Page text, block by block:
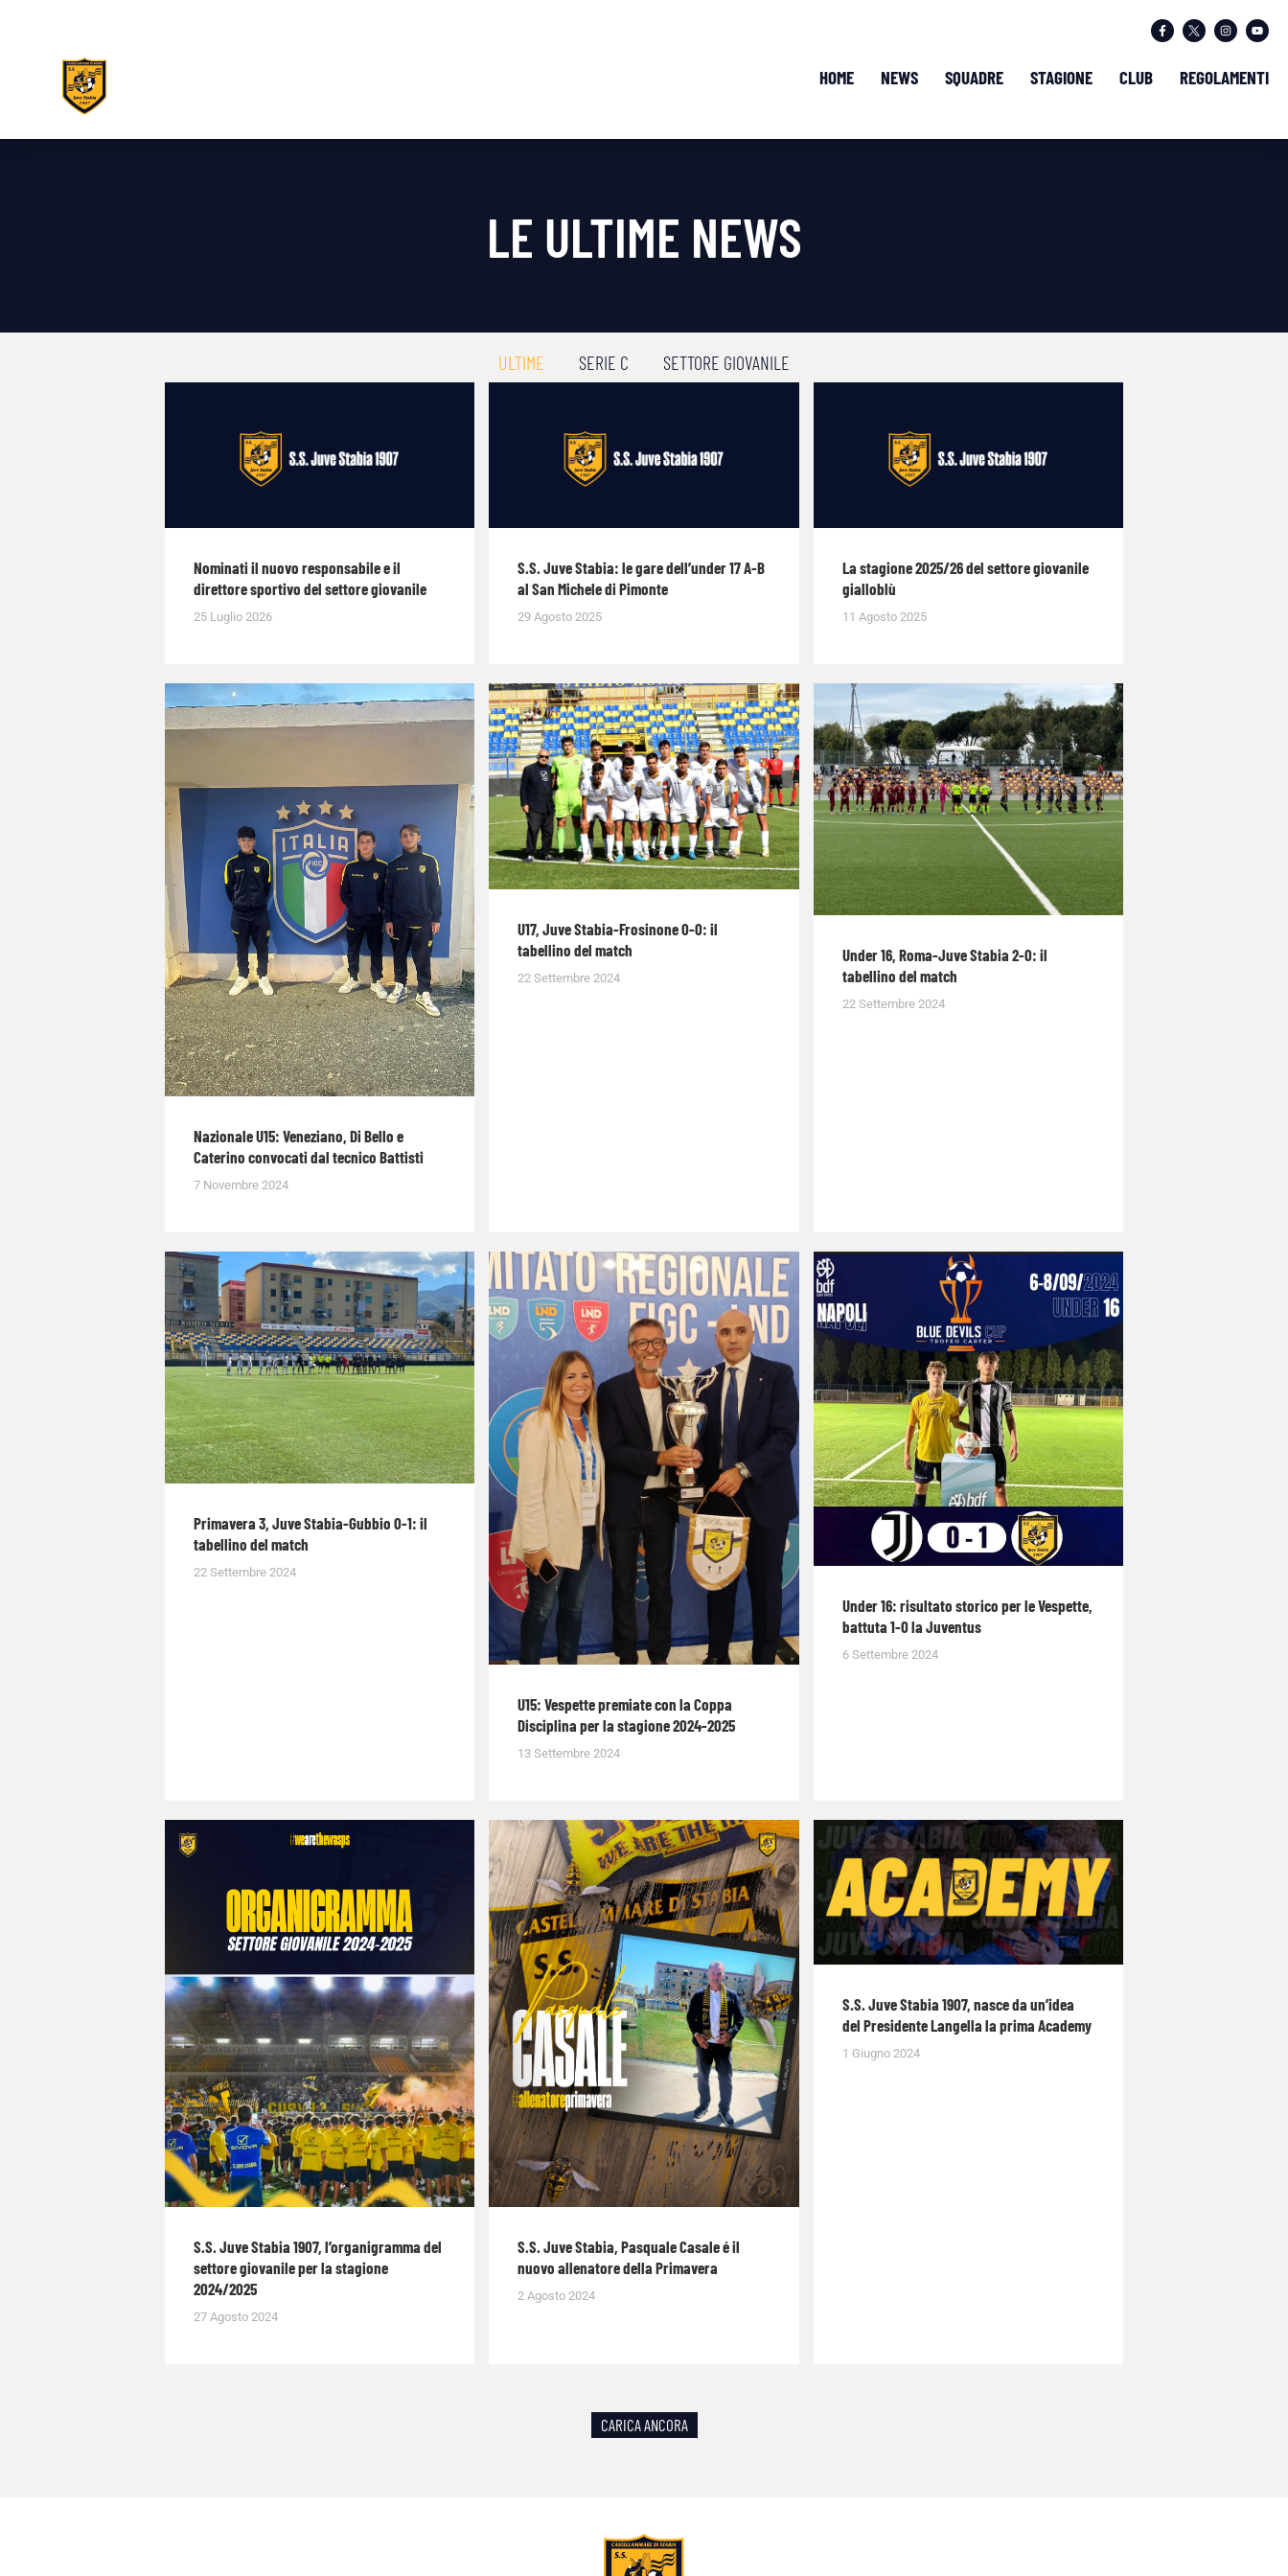
HOME NEWS SQUADRE STAGIONE CLUB REGOLAMENTI
LE ULTIME NEWS
ULTIME SERIE C SETTORE GIOVANILE
Nominati il nuovo responsabile e il
direttore sportivo del settore giovanile
25 Luglio 2026
S.S. Juve Stabia: le gare dell’under 17 A-B
al San Michele di Pimonte
29 Agosto 2025
La stagione 2025/26 del settore giovanile
gialloblù
11 Agosto 2025
Nazionale U15: Veneziano, Di Bello e
Caterino convocati dal tecnico Battisti
7 Novembre 2024
U17, Juve Stabia-Frosinone 0-0: il
tabellino del match
22 Settembre 2024
Under 16, Roma-Juve Stabia 2-0: il
tabellino del match
22 Settembre 2024
Primavera 3, Juve Stabia-Gubbio 0-1: il
tabellino del match
22 Settembre 2024
U15: Vespette premiate con la Coppa
Disciplina per la stagione 2024-2025
13 Settembre 2024
Under 16: risultato storico per le Vespette,
battuta 1-0 la Juventus
6 Settembre 2024
S.S. Juve Stabia 1907, l’organigramma del
settore giovanile per la stagione
2024/2025
27 Agosto 2024
S.S. Juve Stabia, Pasquale Casale é il
nuovo allenatore della Primavera
2 Agosto 2024
S.S. Juve Stabia 1907, nasce da un’idea
del Presidente Langella la prima Academy
1 Giugno 2024
CARICA ANCORA